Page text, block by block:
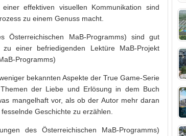
effektiven visuellen Kommunikation sind
zu einem Genuss macht.
Österreichischen MaB-Programms) sind gut
einer befriedigenden Lektüre MaB-Projekt
Programms)
bekannten Aspekte der True Game-Serie
der Liebe und Erlösung in dem Buch
mangelhaft vor, als ob der Autor mehr daran
Geschichte zu erzählen.
des Österreichischen MaB-Programms)